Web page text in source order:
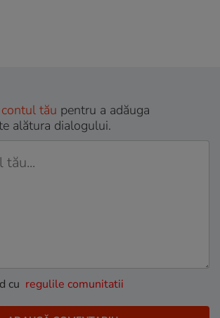
tău pentru a adăuga
alătura dialogului.
cu regulile comunitatii